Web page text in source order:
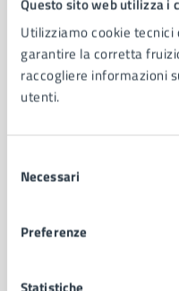
Utilizziamo cookie tecnici
garantire la corretta
raccogliere informazioni
utenti.
delNecessari
Preferenze
AMMINISTRAZIONE
Aree amministrative
Organi di governo
Municipalità
Politici
Intranet, posta aziendale e